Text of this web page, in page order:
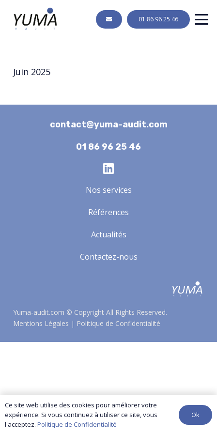
01 86 96 25 46
Juin 2025
01 86 96 25 46
contact@yuma-audit.com
Nos services
Références
Actualités
Contactez-nous
Yuma-audit.com © Copyright All Rights Reserved.
Mentions Légales | Politique de Confidentialité
Ce site web utilise des cookies pour améliorer votre
expérience. Si vous continuez à utiliser ce site, vous
l'acceptez. Politique de Confidentialité
Ok